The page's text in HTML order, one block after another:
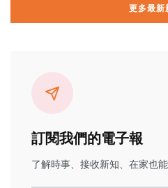
更多最新
訂閱我們的電子報
了解時事、接收新知、在家也